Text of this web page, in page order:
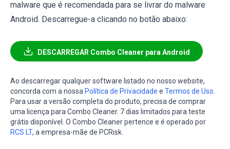
malware que é recomendada para se livrar do malware
Android. Descarregue-a clicando no botão abaixo:
DESCARREGAR Combo Cleaner para Android
Ao descarregar qualquer software listado no nosso website,
concorda com a nossa Política de Privacidade e Termos de Uso.
Para usar a versão completa do produto, precisa de comprar
uma licença para Combo Cleaner. 7 dias limitados para teste
grátis disponível. O Combo Cleaner pertence e é operado por
RCS LT, a empresa-mãe de PCRisk.